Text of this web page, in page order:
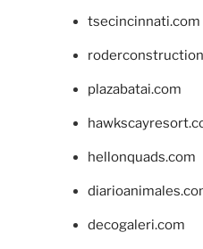
tsecincinnati.com
plazabatai.com
hellonquads.com
decogaleri.com